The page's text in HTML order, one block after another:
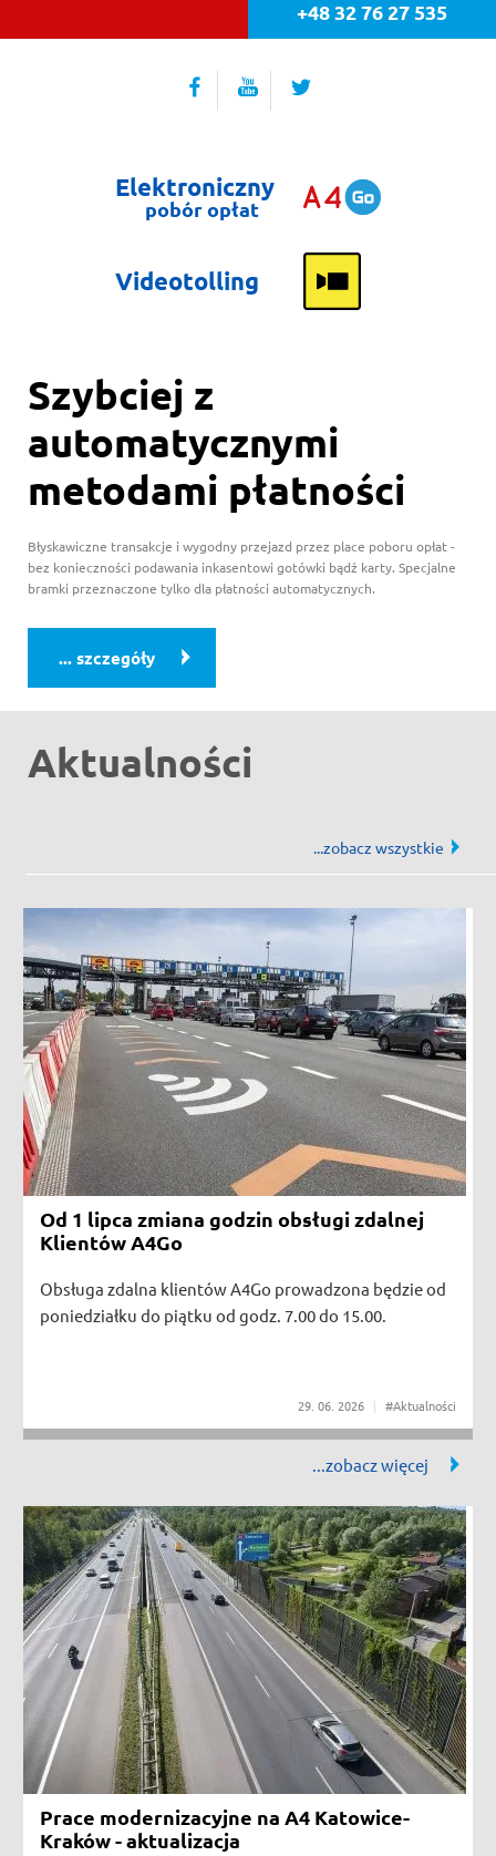
+48 32 76 27 535
Facebook
Szybciej z
automatycznymi
metodami płatności
Błyskawiczne transakcje i wygodny przejazd przez place poboru opłat -
bez konieczności podawania inkasentowi gotówki bądź karty. Specjalne
bramki przeznaczone tylko dla płatności automatycznych.
Elektroniczny
pobór opłat
Videotolling
Aktualności
...zobacz wszystkie
Od 1 lipca zmiana godzin obsługi zdalnej Klientów A4Go
Od 1 lipca zmiana godzin obsługi zdalnej
Klientów A4Go
Obsługa zdalna klientów A4Go prowadzona będzie od
poniedziałku do piątku od godz. 7.00 do 15.00.
29 06 2026 #Aktualności
Prace modernizacyjne na A4 Katowice-Kraków - aktualizacja
Prace modernizacyjne na A4 Katowice-
Kraków - aktualizacja